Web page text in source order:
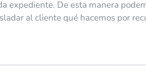
expediente. De esta manera
al cliente qué hacemos por